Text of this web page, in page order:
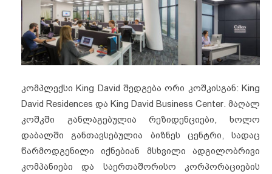
კომპლექსი King David შედგება ორი კოშკისგან: King
David Residences და King David Business Center. მაღალ
კოშკში განლაგებულია რეზიდენციები, ხოლო
დაბალში განთავსებულია ბიზნეს ცენტრი, სადაც
წარმოდგენილი იქნებიან მსხვილი ადგილობრივი
კომპანიები და საერთაშორისო კორპორაციების